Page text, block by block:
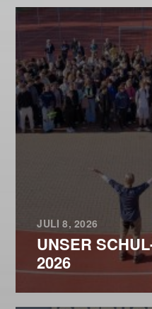
JULI 8, 2026
UNSER
2026